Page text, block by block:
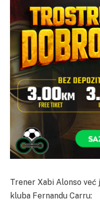
Trener Xabi Alonso
kluba Fernandu Carru: